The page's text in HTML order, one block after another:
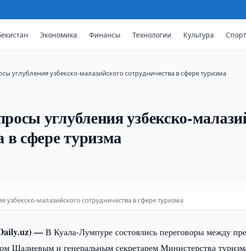
Экономика Финансы Технологии Культура Спорт
углубления узбекско-малазийского сотрудничества в сфере туризма
углубления узбекско-
в сфере туризма
малазийского сотрудничества в сфере туризма
—В Куала-Лумпуре состоялись переговоры между
Шадиевым и генеральным секретарем Министерства